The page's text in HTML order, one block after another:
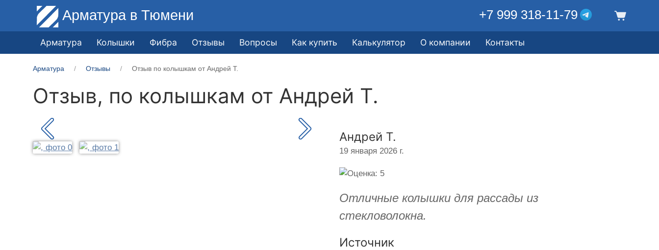
Арматура в Тюмени +7 999 318-11-79
Арматура Колышки Фибра Отзывы Вопросы Как купить Калькулятор О компании Контакты
Арматура Отзывы Отзыв по колышкам от Андрей Т.
Отзыв, по колышкам от Андрей Т.
Андрей Т.
19 января 2026 г.
Отличные колышки для рассады из
стекловолокна.
Источник